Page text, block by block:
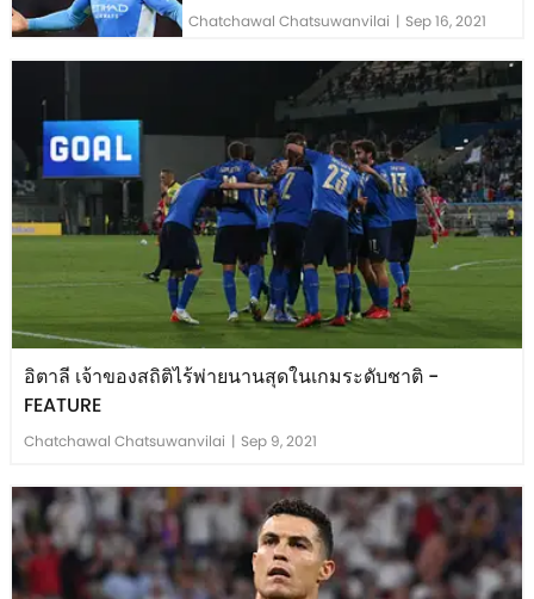
Chatchawal Chatsuwanvilai | Sep 16, 2021
อิตาลี เจ้าของสถิติไร้พ่ายนานสุดในเกมระดับชาติ -
FEATURE
Chatchawal Chatsuwanvilai | Sep 9, 2021